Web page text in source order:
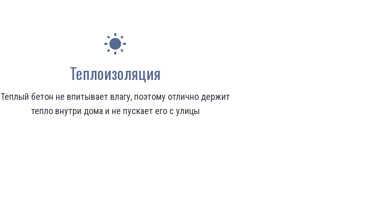
wb_sunny
Теплоизоляция
Теплый бетон не впитывает влагу, поэтому отлично держит
тепло внутри дома и не пускает его с улицы